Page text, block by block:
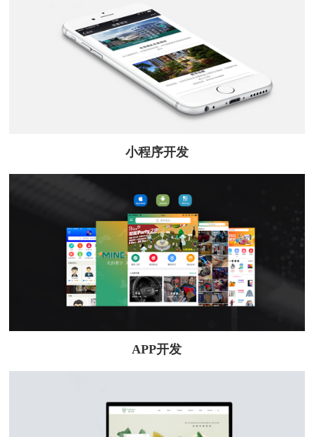
小程序开发
APP开发